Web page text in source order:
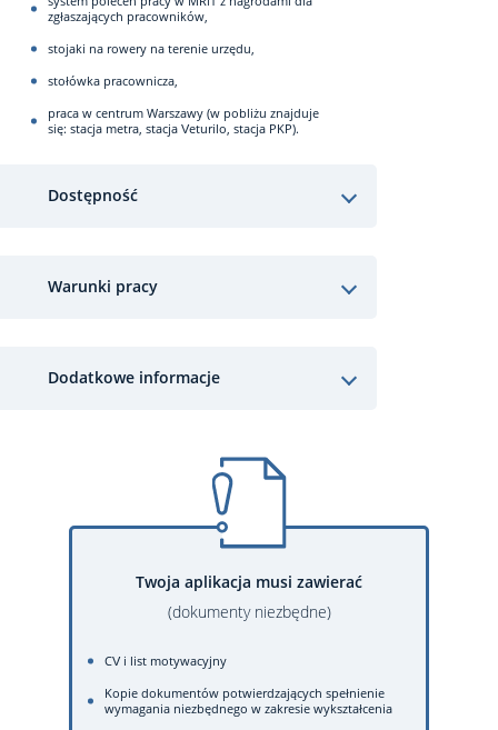
zgłaszających pracowników,
stojaki na rowery na terenie urzędu,
stołówka pracownicza,
praca w centrum Warszawy (w pobliżu znajduje
się: stacja metra, stacja Veturilo, stacja PKP).
Dostępność
Warunki pracy
Dodatkowe informacje
Twoja aplikacja musi zawierać
(dokumenty niezbędne)
CV i list motywacyjny
Kopie dokumentów potwierdzających spełnienie
wymagania niezbędnego w zakresie wykształcenia